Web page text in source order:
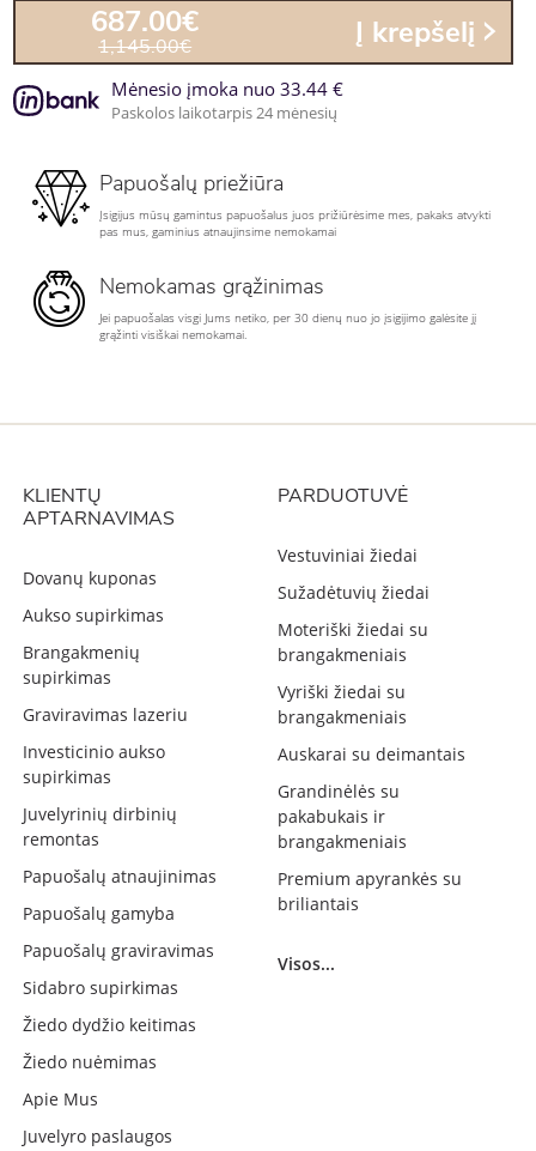
687.00€
1,145.00€ Į krepšelį
Mėnesio įmoka nuo 33.44 €
Paskolos laikotarpis 24 mėnesių
Papuošalų priežiūra
Įsigijus mūsų gamintus papuošalus juos prižiūrėsime mes, pakaks atvykti
pas mus, gaminius atnaujinsime nemokamai
Nemokamas grąžinimas
Jei papuošalas visgi Jums netiko, per 30 dienų nuo jo įsigijimo galėsite jį
grąžinti visiškai nemokamai.
KLIENTŲ
APTARNAVIMAS
Dovanų kuponas
Aukso supirkimas
Brangakmenių
supirkimas
Graviravimas lazeriu
Investicinio aukso
supirkimas
Juvelyrinių dirbinių
remontas
Papuošalų atnaujinimas
Papuošalų gamyba
Papuošalų graviravimas
Sidabro supirkimas
Žiedo dydžio keitimas
Žiedo nuėmimas
Apie Mus
Juvelyro paslaugos
PARDUOTUVĖ
Vestuviniai žiedai
Sužadėtuvių žiedai
Moteriški žiedai su
brangakmeniais
Vyriški žiedai su
brangakmeniais
Auskarai su deimantais
Grandinėlės su
pakabukais ir
brangakmeniais
Premium apyrankės su
briliantais
Visos...